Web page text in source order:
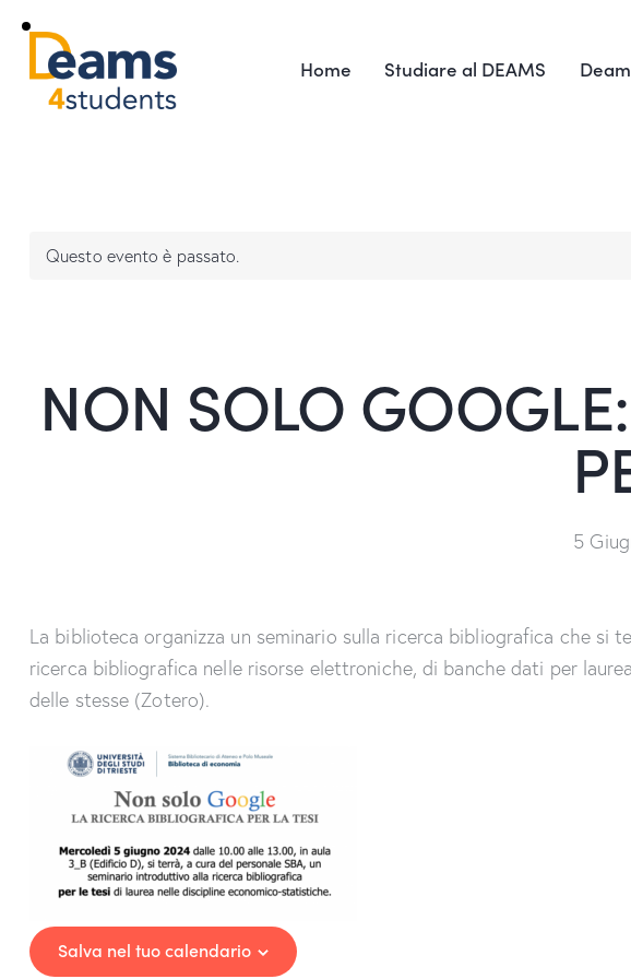
Home Studiare al DEAMS
Questo evento è passato.
NON SOLO
5
La biblioteca organizza un seminario sulla ricerca bibliografica che si
ricerca bibliografica nelle risorse elettroniche, di banche dati per
delle stesse (Zotero).
Salva nel tuo calendario